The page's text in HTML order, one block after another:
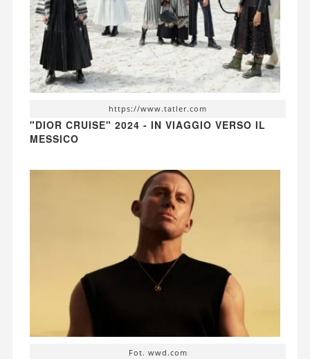
https://www.tatler.com
"DIOR CRUISE" 2024 - IN VIAGGIO VERSO IL
MESSICO
Fot. wwd.com